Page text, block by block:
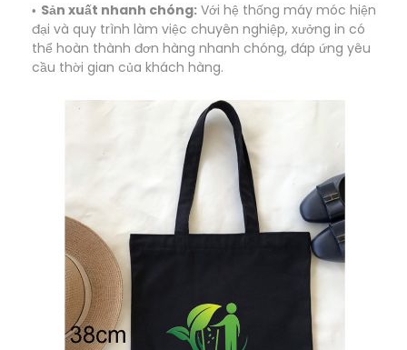
Sản xuất nhanh chóng: Với hệ thống máy móc hiện
đại và quy trình làm việc chuyên nghiệp, xưởng in có
thể hoàn thành đơn hàng nhanh chóng, đáp ứng yêu
cầu thời gian của khách hàng.